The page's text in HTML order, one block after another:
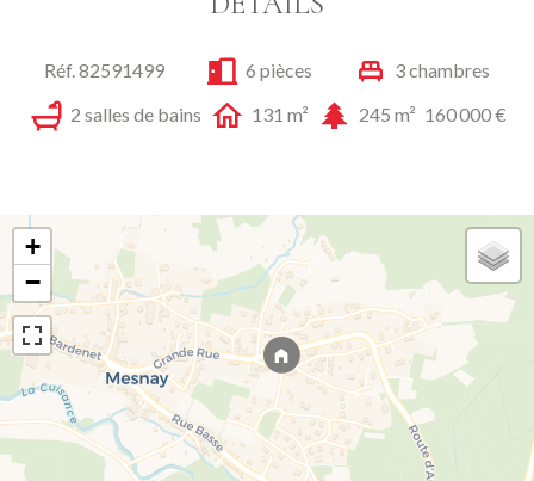
Réf. 82591499 6 pièces
3 chambres
2 salles de bains
131 m² 245 m² 160 000 €
+
−